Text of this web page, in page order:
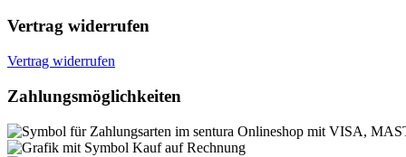
Vertrag widerrufen
Vertrag widerrufen
Zahlungsmöglichkeiten